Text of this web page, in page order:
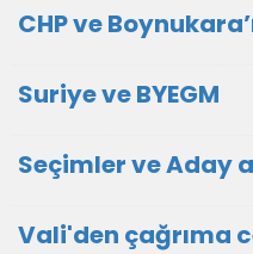
CHP ve
Suriye ve BYEGM
Seçimler ve Aday
Vali'den çağrıma